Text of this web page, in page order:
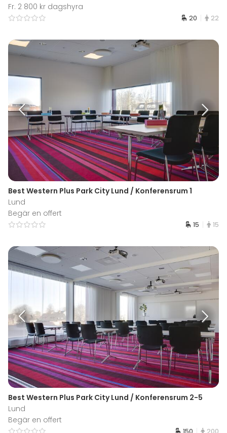
Fr. 2 800 kr dagshyra
20 22
Best Western Plus Park City Lund / Konferensrum 1
Lund
Begär en offert
15 15
Best Western Plus Park City Lund / Konferensrum 2-5
Lund
Begär en offert
150 200